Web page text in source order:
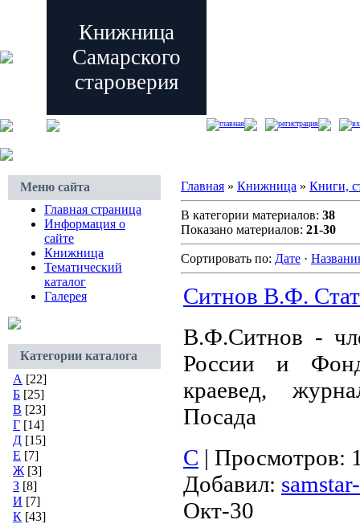
Книжница
Самарского
староверия
главная регистрация
Меню сайта
Главная страница
Информация о
сайте
Книжница
Тематический
каталог
Галерея
Категории каталога
А [22]
Б [25]
В [23]
Г [14]
Д [15]
Е [7]
Ж [3]
З [8]
И [7]
К [43]
Главная » Книжница » Книги,
В категории материалов: 38
Показано материалов: 21-30
Сортировать по: Дате ·
Ситнов В.Ф.
В.Ф.Ситнов -
России и
краевед,
Посада
С | Просмотров:
Добавил:
Окт-30